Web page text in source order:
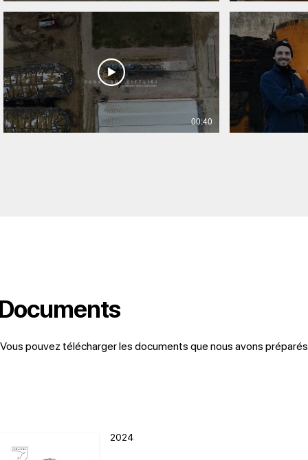
00:40
Vous pouvez télécharger les documents que nous avons
2024